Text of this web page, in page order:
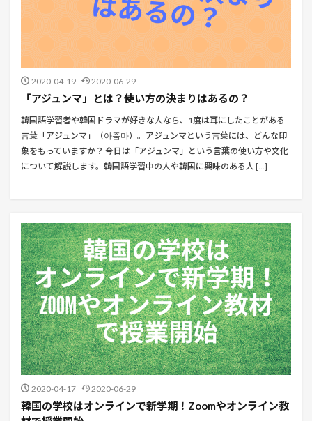
2020-04-19 2020-06-29
「アジュンマ」とは？使い方の決まりはあるの？
韓国語学習者や韓国ドラマが好きな人なら、1度は耳にしたことがある
言葉「アジュンマ」（아줌마）。アジュンマという言葉には、どんな印
象をもっていますか？ 今日は「アジュンマ」という言葉の使い方や文化
について解説します。韓国語学習中の人や韓国に興味のある人 […]
2020-04-17 2020-06-29
韓国の学校はオンラインで新学期！Zoomやオンライン教